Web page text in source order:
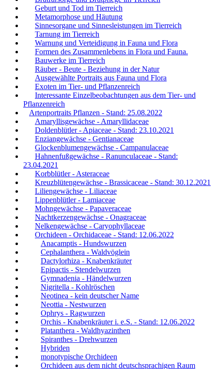
Geburt und Tod im Tierreich
Metamorphose und Häutung
Sinnesorgane und Sinnesleistungen im Tierreich
Tarnung im Tierreich
Warnung und Verteidigung in Fauna und Flora
Formen des Zusammenlebens in Flora und Fauna.
Bauwerke im Tierreich
Räuber - Beute - Beziehung in der Natur
Ausgewählte Portraits aus Fauna und Flora
Exoten im Tier- und Pflanzenreich
Interessante Einzelbeobachtungen aus dem Tier- und
Pflanzenreich
Artenportraits Pflanzen - Stand: 25.08.2022
Amaryllisgewächse - Amaryllidaceae
Doldenblütler - Apiaceae - Stand: 23.10.2021
Enziangewächse - Gentianaceae
Glockenblumengewächse - Campanulaceae
Hahnenfußgewächse - Ranunculaceae - Stand:
23.04.2021
Korbblütler - Asteraceae
Kreuzblütengewächse - Brassicaceae - Stand: 30.12.2021
Liliengewächse - Liliaceae
Lippenblütler - Lamiaceae
Mohngewächse - Papaveraceae
Nachtkerzengewächse - Onagraceae
Nelkengewächse - Caryophyllaceae
Orchideen - Orchidaceae - Stand: 12.06.2022
Anacamptis - Hundswurzen
Cephalanthera - Waldvöglein
Dactylorhiza - Knabenkräuter
Epipactis - Stendelwurzen
Gymnadenia - Händelwurzen
Nigritella - Kohlröschen
Neotinea - kein deutscher Name
Neottia - Nestwurzen
Ophrys - Ragwurzen
Orchis - Knabenkräuter i. e.S. - Stand: 12.06.2022
Platanthera - Waldhyazinthen
Spiranthes - Drehwurzen
Hybriden
monotypische Orchideen
Orchideen aus dem nicht deutschsprachigen Raum